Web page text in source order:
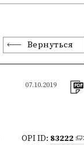
Вернуться
07.10.2019
OPI ID: 83222